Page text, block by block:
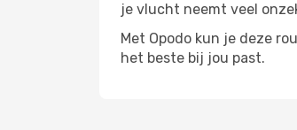
je vlucht neemt veel
Met Opodo kun je deze
het beste bij jou past.